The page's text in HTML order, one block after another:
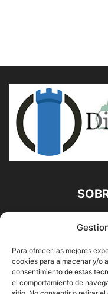
Para ofrecer las mejores
cookies para almacenar y/o
consentimiento de estas
el comportamiento de
Diario Alhaurín
Francisco E. López
Alhaurín de
Contáctanos: